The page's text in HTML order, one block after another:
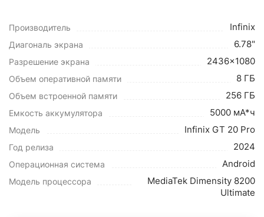
Производитель Infinix
Диагональ экрана 6.78"
Разрешение экрана 2436x1080
Объем оперативной памяти 8 ГБ
Объем встроенной памяти 256 ГБ
Емкость аккумулятора 5000 мА*ч
Модель Infinix GT 20 Pro
Год релиза 2024
Операционная система Android
Модель процессора
MediaTek Dimensity 8200
Ultimate